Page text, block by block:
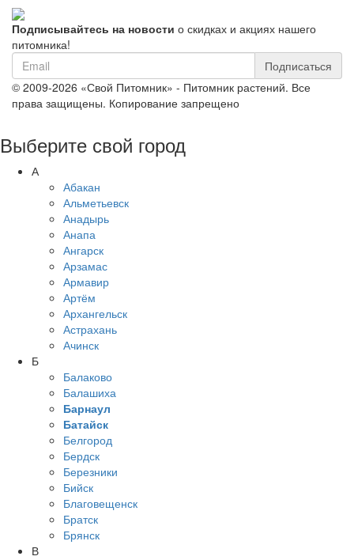
Подписывайтесь на новости о скидках и акциях нашего
питомника!
Подписаться
© 2009-2026 «Свой Питомник» - Питомник растений. Все
права защищены. Копирование запрещено
Выберите свой город
А
Абакан
Альметьевск
Анадырь
Анапа
Ангарск
Арзамас
Армавир
Артём
Архангельск
Астрахань
Ачинск
Б
Балаково
Балашиха
Барнаул
Батайск
Белгород
Бердск
Березники
Бийск
Благовещенск
Братск
Брянск
В